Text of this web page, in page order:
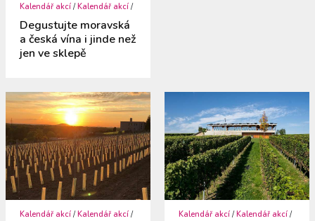
Kalendář akcí /Kalendář akcí /
Degustujte moravská
a česká vína i jinde než
jen ve sklepě
Kalendář akcí / Kalendář akcí / Kalendář akcí / Kalendář akcí /